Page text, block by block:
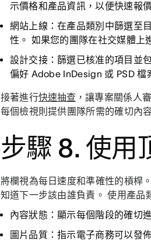
示價格和產品資訊，以便快速報
網站上線：在產品類別中篩選至
性。 如果您的團隊在社交媒體上
設計交接：篩選已核准的項目並
偏好 Adobe InDesign 或 PSD 檔
接著進行快速抽查 ，讓專案關係人
每個檢視則提供團隊所需的確切內
步驟 8. 使用
將欄視為每日速度和準確性的槓桿。
知道下一步該由誰負責。 使用產品
內容狀態：顯示每個階段的確切
圖片品質：指示電子商務可以發